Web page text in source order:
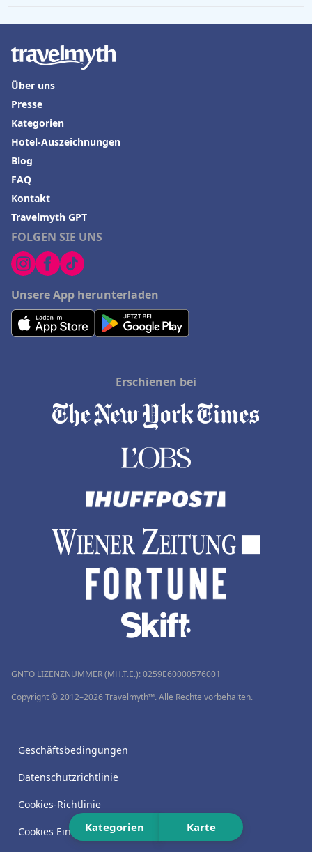
Kategorien Karte
FOLGEN SIE UNS
Unsere App herunterladen
Über uns
Presse
Kategorien
Hotel-Auszeichnungen
Blog
FAQ
Kontakt
Travelmyth GPT
Erschienen bei
GNTO LIZENZNUMMER (MH.T.E.): 0259Ε60000576001
Copyright © 2012–2026 Travelmyth™. Alle Rechte vorbehalten.
Geschäftsbedingungen
Datenschutzrichtlinie
Cookies-Richtlinie
Cookies Einstellungen